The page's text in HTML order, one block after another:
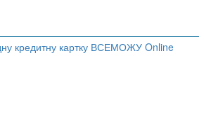
кредитну картку ВСЕМОЖУ Online